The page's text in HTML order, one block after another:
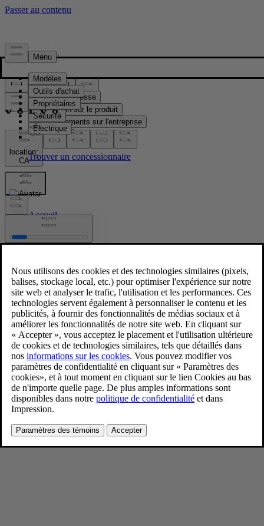
Presse & Médias
Matériel de presse
Information sur le produit
Renseignements sur l'entreprise
Contacts médias
location:
CA
Images
Accueil
Volvo EX30 & EX40
4/11/2024
Favoris
Partager
Télécharger
Volvo EX30 & EX40
Pour consulter toute l’information sur les droits d’auteur, cliquez ici